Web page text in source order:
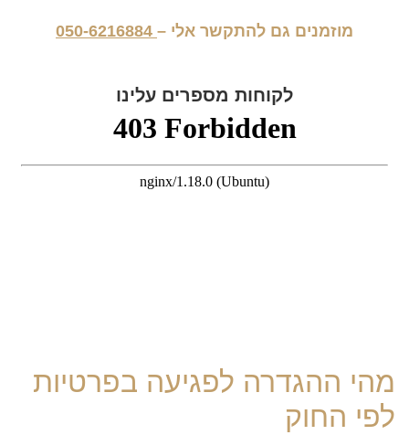
מוזמנים גם להתקשר אלי – 050-6216884
לקוחות מספרים עלינו
מהי ההגדרה לפגיעה בפרטיות
לפי החוק